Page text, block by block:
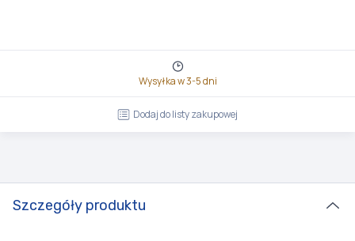
Wysyłka w 3-5 dni
Dodaj do listy zakupowej
Szczegóły produktu